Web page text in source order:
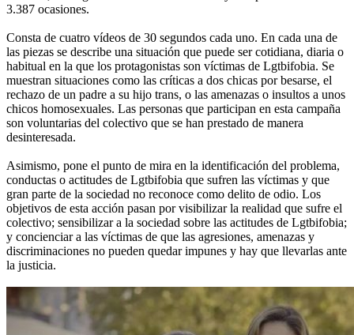
3.387 ocasiones.
Consta de cuatro vídeos de 30 segundos cada uno. En cada una de
las piezas se describe una situación que puede ser cotidiana, diaria o
habitual en la que los protagonistas son víctimas de Lgtbifobia. Se
muestran situaciones como las críticas a dos chicas por besarse, el
rechazo de un padre a su hijo trans, o las amenazas o insultos a unos
chicos homosexuales. Las personas que participan en esta campaña
son voluntarias del colectivo que se han prestado de manera
desinteresada.
Asimismo, pone el punto de mira en la identificación del problema,
conductas o actitudes de Lgtbifobia que sufren las víctimas y que
gran parte de la sociedad no reconoce como delito de odio. Los
objetivos de esta acción pasan por visibilizar la realidad que sufre el
colectivo; sensibilizar a la sociedad sobre las actitudes de Lgtbifobia;
y concienciar a las víctimas de que las agresiones, amenazas y
discriminaciones no pueden quedar impunes y hay que llevarlas ante
la justicia.